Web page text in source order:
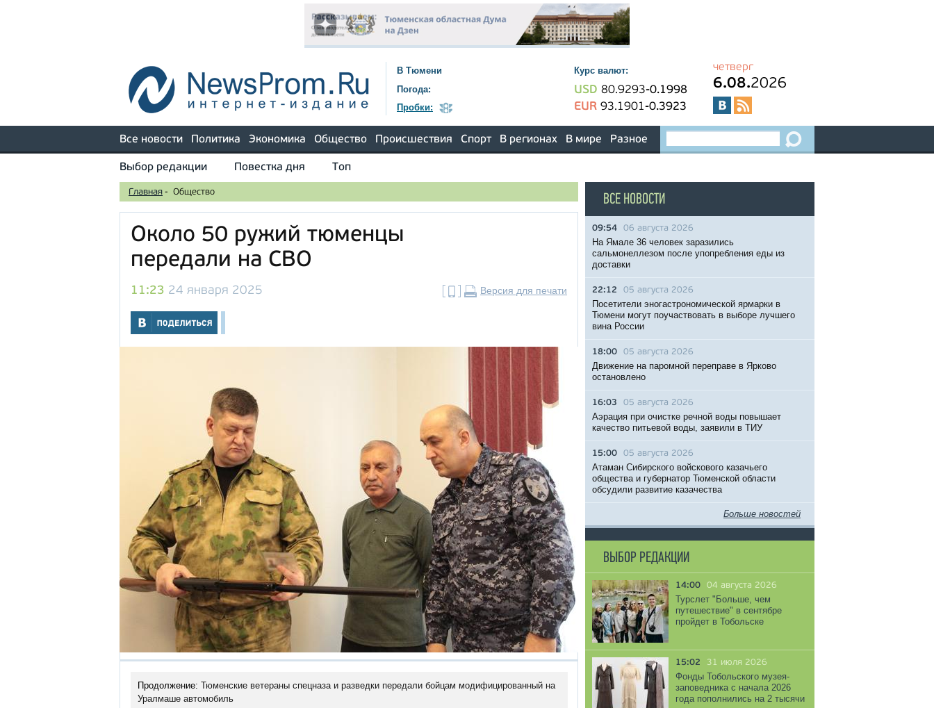
В Тюмени
Погода:
Пробки:
Курс валют:
USD 80.9293-0.1998
EUR 93.1901-0.3923
четверг
6.08.2026
Все новости Политика Экономика Общество Происшествия Спорт В регионах В мире Разное
Выбор редакции Повестка дня Топ
Главная - Общество
Около 50 ружий тюменцы
передали на СВО
11:23 24 января 2025 Версия для печати
Продолжение: Тюменские ветераны спецназа и разведки передали бойцам модифицированный на
Уралмаше автомобиль
ВСЕ НОВОСТИ
09:54 06 августа 2026
На Ямале 36 человек заразились
сальмонеллезом после упопребления еды из
доставки
22:12 05 августа 2026
Посетители эногастрономической ярмарки в
Тюмени могут поучаствовать в выборе лучшего
вина России
18:00 05 августа 2026
Движение на паромной переправе в Ярково
остановлено
16:03 05 августа 2026
Аэрация при очистке речной воды повышает
качество питьевой воды, заявили в ТИУ
15:00 05 августа 2026
Атаман Сибирского войскового казачьего
общества и губернатор Тюменской области
обсудили развитие казачества
Больше новостей
ВЫБОР РЕДАКЦИИ
14:00 04 августа 2026
Турслет "Больше, чем
путешествие" в сентябре
пройдет в Тобольске
15:02 31 июля 2026
Фонды Тобольского музея-
заповедника с начала 2026
года пополнились на 2 тысячи